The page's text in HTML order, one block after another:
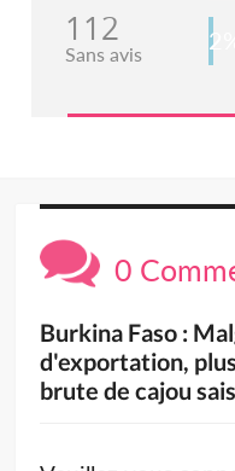
112
Sans avis 2%
0
Burkina Faso :
d'exportation,
brute de cajou